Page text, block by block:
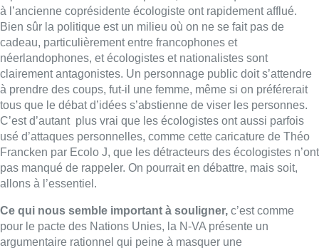
à l’ancienne coprésidente écologiste ont rapidement afflué.
Bien sûr la politique est un milieu où on ne se fait pas de
cadeau, particulièrement entre francophones et
néerlandophones, et écologistes et nationalistes sont
clairement antagonistes. Un personnage public doit s’attendre
à prendre des coups, fut-il une femme, même si on préférerait
tous que le débat d’idées s’abstienne de viser les personnes.
C’est d’autant plus vrai que les écologistes ont aussi parfois
usé d’attaques personnelles, comme cette caricature de Théo
Francken par Ecolo J, que les détracteurs des écologistes n’ont
pas manqué de rappeler. On pourrait en débattre, mais soit,
allons à l’essentiel.
Ce qui nous semble important à souligner, c’est comme
pour le pacte des Nations Unies, la N-VA présente un
argumentaire rationnel qui peine à masquer une